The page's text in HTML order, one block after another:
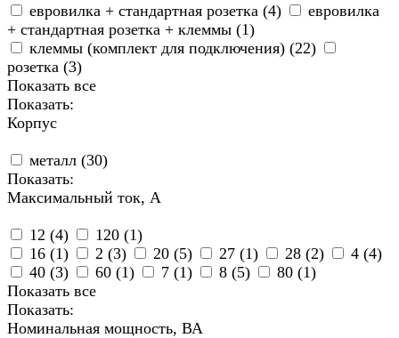
евровилка + стандартная розетка (4)
евровилка
+ стандартная розетка + клеммы (1)
клеммы (комплект для подключения) (22)
розетка (3)
Показать все
Показать:
Корпус
металл (30)
Показать:
Максимальный ток, А
12 (4) 120 (1)
16 (1) 2 (3) 20 (5) 27 (1) 28 (2) 4 (4)
40 (3) 60 (1) 7 (1) 8 (5) 80 (1)
Показать все
Показать:
Номинальная мощность, ВА